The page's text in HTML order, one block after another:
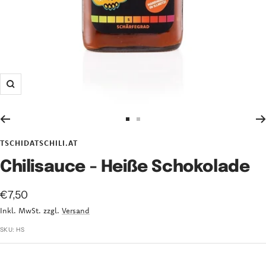
Zoom
gehen
gehen
TSCHIDATSCHILI.AT
Chilisauce - Heiße Schokolade
Angebotspreis
€7,50
Inkl. MwSt. zzgl. Versand
SKU: HS